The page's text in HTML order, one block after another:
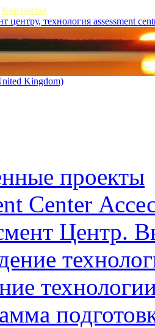
Контакты
проекты
Center
Центр.